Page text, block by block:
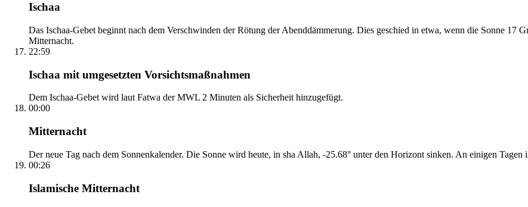
Ischaa
Das Ischaa-Gebet beginnt nach dem Verschwinden der Rötung der Abenddämmerung. Dies geschied in etwa, wenn die Sonne 17
Mitternacht.
22:59
Ischaa mit umgesetzten Vorsichtsmaßnahmen
Dem Ischaa-Gebet wird laut Fatwa der MWL 2 Minuten als Sicherheit hinzugefügt.
00:00
Mitternacht
Der neue Tag nach dem Sonnenkalender. Die Sonne wird heute, in sha Allah, -25.68° unter den Horizont sinken. An einigen
00:26
Islamische Mitternacht